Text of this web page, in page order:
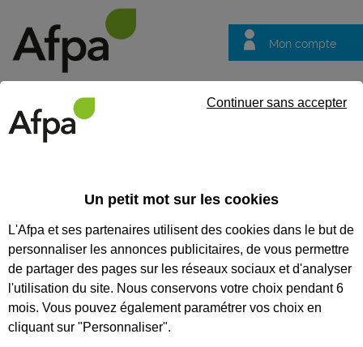
Mon compte
questions
CODES
FORMATION À DISTANCE :
CONSEILLER DE VENTE
Un petit mot sur les cookies
L'Afpa et ses partenaires utilisent des cookies dans le but de
personnaliser les annonces publicitaires, de vous permettre
de partager des pages sur les réseaux sociaux et d'analyser
l'utilisation du site. Nous conservons votre choix pendant 6
mois. Vous pouvez également paramétrer vos choix en
cliquant sur "Personnaliser".
Continuer sans accepter